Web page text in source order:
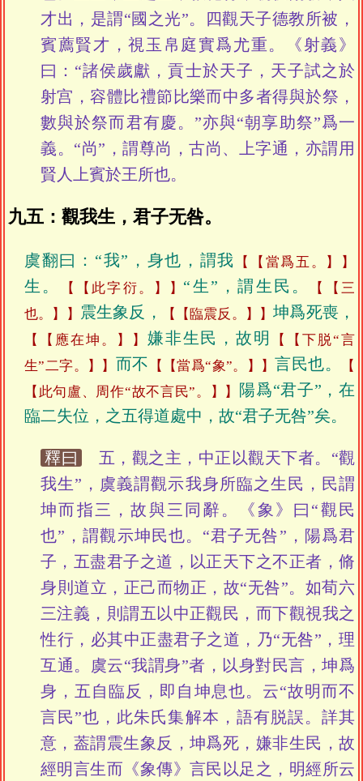
才出，是謂“國之光”。四觀天子德教所被，
賓薦賢才，視玉帛庭實爲尤重。《射義》
曰：“諸侯歲獻，貢士於天子，天子試之於
射宫，容體比禮節比樂而中多者得與於祭，
數與於祭而君有慶。”亦與“朝享助祭”爲一
義。“尚”，謂尊尚，古尚、上字通，亦謂用
賢人上賓於王所也。
九五：觀我生，君子无咎。
虞翻曰：“我”，身也，謂我 【當爲五。】
生 。 【此字衍。】 “生”，謂生民。
【三
也。】
震生象反， 【臨震反。】 坤爲死喪，
【應在坤。】 嫌非生民，故明
【下脱“言
生”二字。】
而不 【當爲“象”。】 言民也。
【此句盧、周作“故不言民”。】
陽爲“君子”，在
臨二失位，之五得道處中，故“君子无咎”矣。
釋曰
五，觀之主，中正以觀天下者。“觀
我生”，虞義謂觀示我身所臨之生民，民謂
坤而指三，故與三同辭。《象》曰“觀民
也”，謂觀示坤民也。“君子无咎”，陽爲君
子，五盡君子之道，以正天下之不正者，脩
身則道立，正己而物正，故“无咎”。如荀六
三注義，則謂五以中正觀民，而下觀視我之
性行，必其中正盡君子之道，乃“无咎”，理
互通。虞云“我謂身”者，以身對民言，坤爲
身，五自臨反，即自坤息也。云“故明而不
言民”也，此朱氏集解本，語有脱誤。詳其
意，葢謂震生象反，坤爲死，嫌非生民，故
經明言生而《象傳》言民以足之，明經所云